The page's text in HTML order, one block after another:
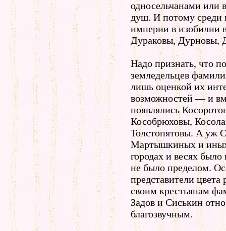
односельчанами или
душ. И потому среди
империи в изобилии
Дураковы, Дурновы,
Надо признать, что
земледельцев
лишь оценкой их
возможностей — и
появлялись
Кособрюховы,
Толстопятовы. А уж
Мартышкиных и
городах и весях
не было пределом.
представители цвета
своим крестьянам
Задов и Сиськин
благозвучным.